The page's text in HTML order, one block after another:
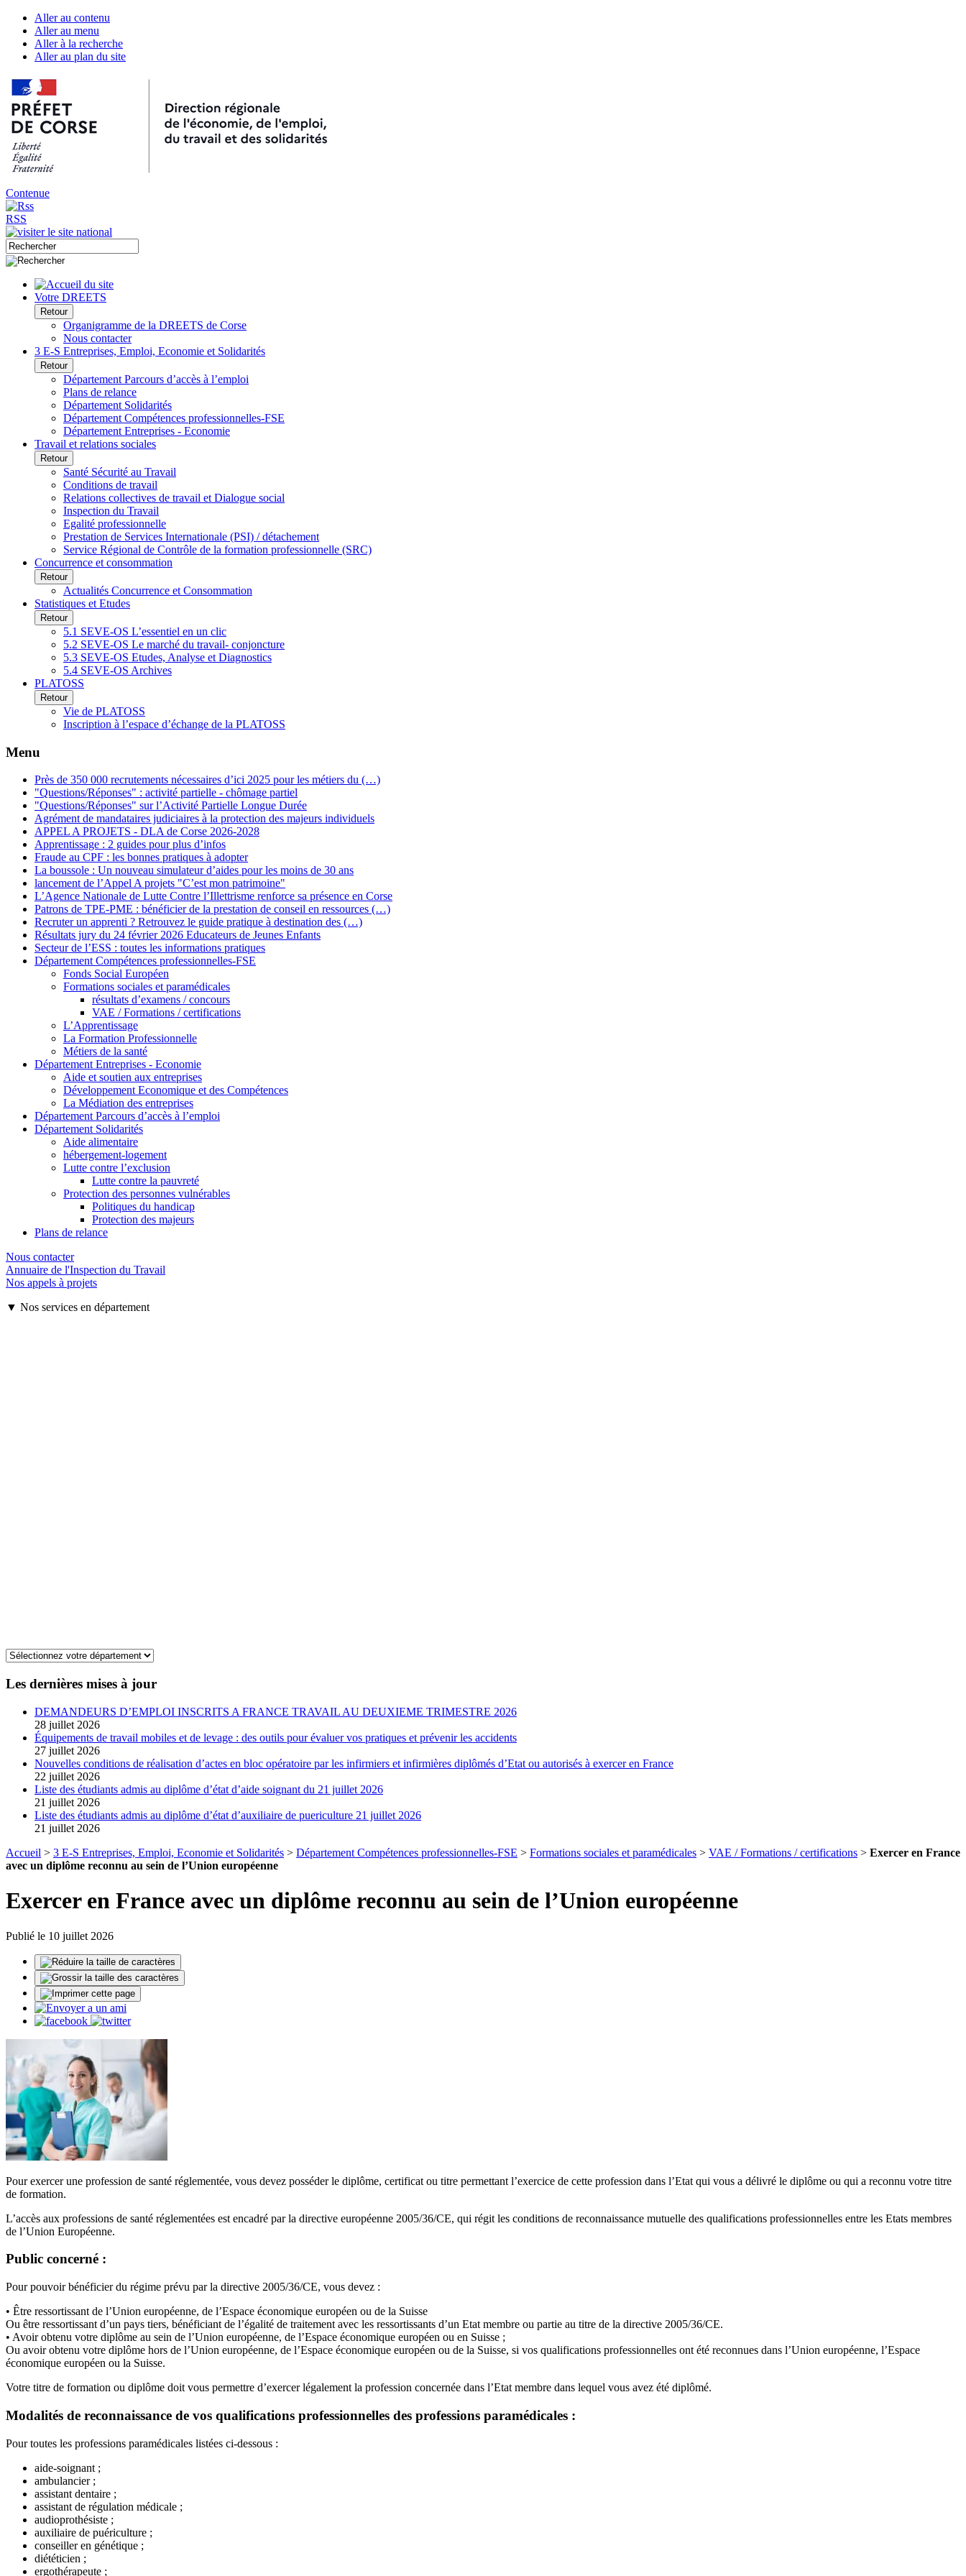
Aller au contenu
Aller au menu
Aller à la recherche
Aller au plan du site
Contenue
RSS
Votre DREETS
Retour
Organigramme de la DREETS de Corse
Nous contacter
3 E-S Entreprises, Emploi, Economie et Solidarités
Retour
Département Parcours d’accès à l’emploi
Plans de relance
Département Solidarités
Département Compétences professionnelles-FSE
Département Entreprises - Economie
Travail et relations sociales
Retour
Santé Sécurité au Travail
Conditions de travail
Relations collectives de travail et Dialogue social
Inspection du Travail
Egalité professionnelle
Prestation de Services Internationale (PSI) / détachement
Service Régional de Contrôle de la formation professionnelle (SRC)
Concurrence et consommation
Retour
Actualités Concurrence et Consommation
Statistiques et Etudes
Retour
5.1 SEVE-OS L’essentiel en un clic
5.2 SEVE-OS Le marché du travail- conjoncture
5.3 SEVE-OS Etudes, Analyse et Diagnostics
5.4 SEVE-OS Archives
PLATOSS
Retour
Vie de PLATOSS
Inscription à l’espace d’échange de la PLATOSS
Menu
Près de 350 000 recrutements nécessaires d’ici 2025 pour les métiers du (…)
"Questions/Réponses" : activité partielle - chômage partiel
"Questions/Réponses" sur l’Activité Partielle Longue Durée
Agrément de mandataires judiciaires à la protection des majeurs individuels
APPEL A PROJETS - DLA de Corse 2026-2028
Apprentissage : 2 guides pour plus d’infos
Fraude au CPF : les bonnes pratiques à adopter
La boussole : Un nouveau simulateur d’aides pour les moins de 30 ans
lancement de l’Appel A projets "C’est mon patrimoine"
L’Agence Nationale de Lutte Contre l’Illettrisme renforce sa présence en Corse
Patrons de TPE-PME : bénéficier de la prestation de conseil en ressources (…)
Recruter un apprenti ? Retrouvez le guide pratique à destination des (…)
Résultats jury du 24 février 2026 Educateurs de Jeunes Enfants
Secteur de l’ESS : toutes les informations pratiques
Département Compétences professionnelles-FSE
Fonds Social Européen
Formations sociales et paramédicales
résultats d’examens / concours
VAE / Formations / certifications
L’Apprentissage
La Formation Professionnelle
Métiers de la santé
Département Entreprises - Economie
Aide et soutien aux entreprises
Développement Economique et des Compétences
La Médiation des entreprises
Département Parcours d’accès à l’emploi
Département Solidarités
Aide alimentaire
hébergement-logement
Lutte contre l’exclusion
Lutte contre la pauvreté
Protection des personnes vulnérables
Politiques du handicap
Protection des majeurs
Plans de relance
Nous contacter
Annuaire de l'Inspection du Travail
Nos appels à projets
▼ Nos services en département
Les dernières mises à jour
DEMANDEURS D’EMPLOI INSCRITS A FRANCE TRAVAIL AU DEUXIEME TRIMESTRE 2026
28 juillet 2026
Équipements de travail mobiles et de levage : des outils pour évaluer vos pratiques et prévenir les accidents
27 juillet 2026
Nouvelles conditions de réalisation d’actes en bloc opératoire par les infirmiers et infirmières diplômés d’Etat ou autorisés à exercer en France
22 juillet 2026
Liste des étudiants admis au diplôme d’état d’aide soignant du 21 juillet 2026
21 juillet 2026
Liste des étudiants admis au diplôme d’état d’auxiliaire de puericulture 21 juillet 2026
21 juillet 2026
Accueil > 3 E-S Entreprises, Emploi, Economie et Solidarités > Département Compétences professionnelles-FSE > Formations sociales et paramédicales > VAE / Formations / certifications > Exercer en France
avec un diplôme reconnu au sein de l’Union européenne
Exercer en France avec un diplôme reconnu au sein de l’Union européenne
Publié le 10 juillet 2026
Pour exercer une profession de santé réglementée, vous devez posséder le diplôme, certificat ou titre permettant l’exercice de cette profession dans l’Etat qui vous a délivré le diplôme ou qui a reconnu votre titre
de formation.
L’accès aux professions de santé réglementées est encadré par la directive européenne 2005/36/CE, qui régit les conditions de reconnaissance mutuelle des qualifications professionnelles entre les Etats membres
de l’Union Européenne.
Public concerné :
Pour pouvoir bénéficier du régime prévu par la directive 2005/36/CE, vous devez :
• Être ressortissant de l’Union européenne, de l’Espace économique européen ou de la Suisse
Ou être ressortissant d’un pays tiers, bénéficiant de l’égalité de traitement avec les ressortissants d’un Etat membre ou partie au titre de la directive 2005/36/CE.
• Avoir obtenu votre diplôme au sein de l’Union européenne, de l’Espace économique européen ou en Suisse ;
Ou avoir obtenu votre diplôme hors de l’Union européenne, de l’Espace économique européen ou de la Suisse, si vos qualifications professionnelles ont été reconnues dans l’Union européenne, l’Espace
économique européen ou la Suisse.
Votre titre de formation ou diplôme doit vous permettre d’exercer légalement la profession concernée dans l’Etat membre dans lequel vous avez été diplômé.
Modalités de reconnaissance de vos qualifications professionnelles des professions paramédicales :
Pour toutes les professions paramédicales listées ci-dessous :
aide-soignant ;
ambulancier ;
assistant dentaire ;
assistant de régulation médicale ;
audioprothésiste ;
auxiliaire de puériculture ;
conseiller en génétique ;
diététicien ;
ergothérapeute ;